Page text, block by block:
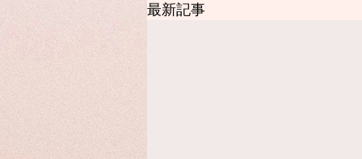
最新記事